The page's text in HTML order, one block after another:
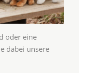
oder eine
dabei unsere